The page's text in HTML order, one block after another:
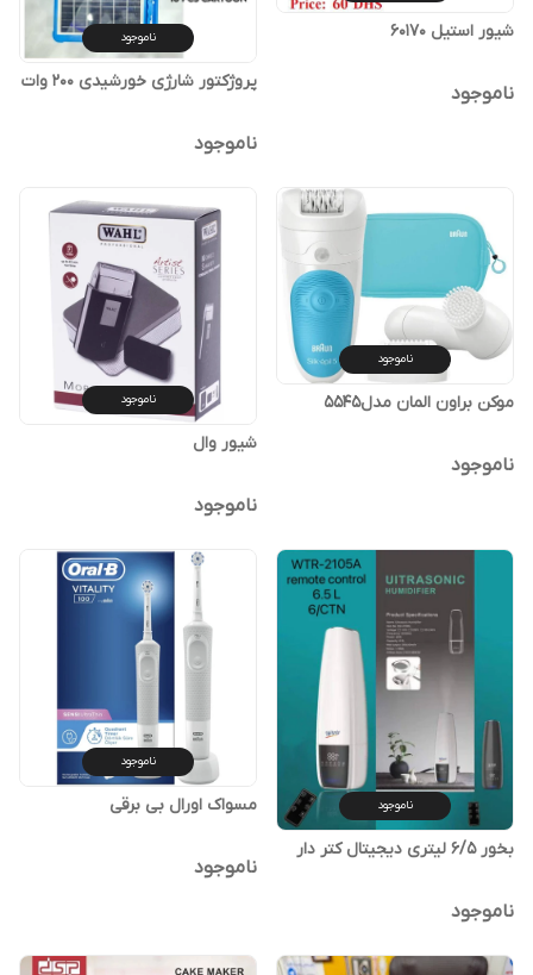
شیور استیل 60170
ناموجود
ناموجود
پروژکتور شارژی خورشیدی 200 وات
ناموجود
ناموجود
موکن براون المان مدل5545
ناموجود
ناموجود
شیور وال
ناموجود
ناموجود
بخور 6/5 لیتری دیجیتال کتر دار
ناموجود
ناموجود
مسواک اورال بی برقی
ناموجود